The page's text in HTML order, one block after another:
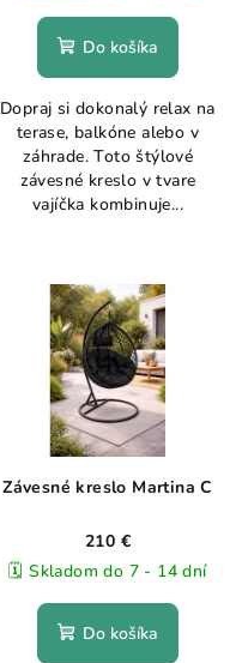
Do košíka
Dopraj si dokonalý relax na
terase, balkóne alebo v
záhrade. Toto štýlové
závesné kreslo v tvare
vajíčka kombinuje...
Závesné kreslo Martina C
210 €
🗓️ Skladom do 7 - 14 dní
Do košíka